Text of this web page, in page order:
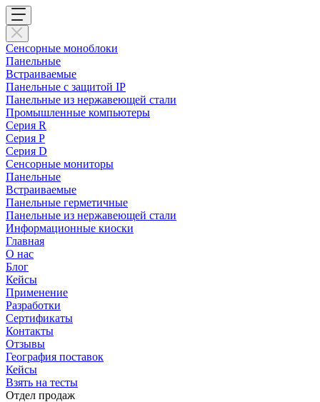
Сенсорные моноблоки
Панельные
Встраиваемые
Панельные с защитой IP
Панельные из нержавеющей стали
Промышленные компьютеры
Cерия R
Серия P
Серия D
Сенсорные мониторы
Панельные
Встраиваемые
Панельные герметичные
Панельные из нержавеющей стали
Информационные киоски
Главная
О нас
Блог
Кейсы
Применение
Разработки
Сертификаты
Контакты
Отзывы
География поставок
Кейсы
Взять на тесты
Отдел продаж